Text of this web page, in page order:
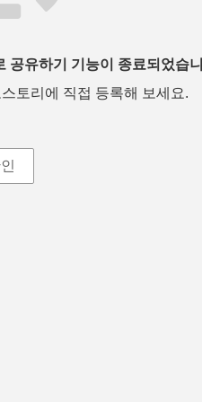
공유하기 기능이 종료되었습
토리에 직접 등록해 보세요.